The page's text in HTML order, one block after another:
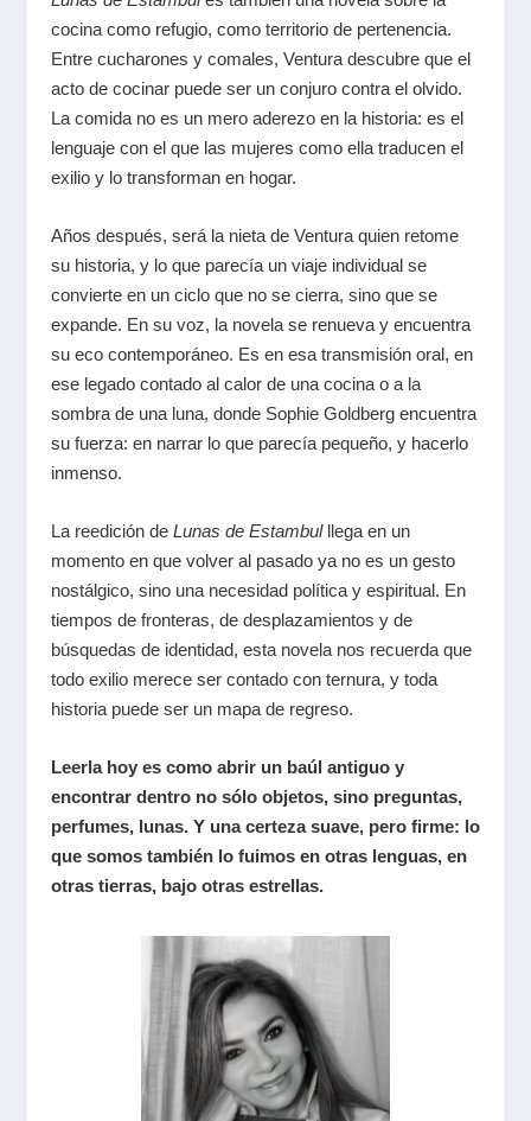
cocina como refugio, como territorio de pertenencia.
Entre cucharones y comales, Ventura descubre que el
acto de cocinar puede ser un conjuro contra el olvido.
La comida no es un mero aderezo en la historia: es el
lenguaje con el que las mujeres como ella traducen el
exilio y lo transforman en hogar.
Años después, será la nieta de Ventura quien retome
su historia, y lo que parecía un viaje individual se
convierte en un ciclo que no se cierra, sino que se
expande. En su voz, la novela se renueva y encuentra
su eco contemporáneo. Es en esa transmisión oral, en
ese legado contado al calor de una cocina o a la
sombra de una luna, donde Sophie Goldberg encuentra
su fuerza: en narrar lo que parecía pequeño, y hacerlo
inmenso.
La reedición de Lunas de Estambulllega en un
momento en que volver al pasado ya no es un gesto
nostálgico, sino una necesidad política y espiritual. En
tiempos de fronteras, de desplazamientos y de
búsquedas de identidad, esta novela nos recuerda que
todo exilio merece ser contado con ternura, y toda
historia puede ser un mapa de regreso.
Leerla hoy es como abrir un baúl antiguo y
encontrar dentro no sólo objetos, sino preguntas,
perfumes, lunas. Y una certeza suave, pero firme: lo
que somos también lo fuimos en otras lenguas, en
otras tierras, bajo otras estrellas.